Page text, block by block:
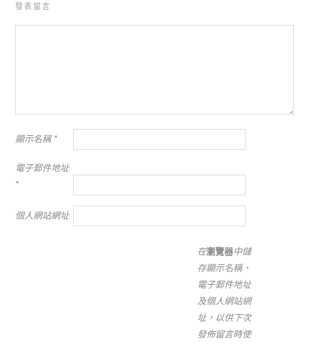
發表留言
顯示名稱 *
電子郵件地址
*
個人網站網址
在瀏覽器中儲
存顯示名稱、
電子郵件地址
及個人網站網
址，以供下次
發佈留言時使